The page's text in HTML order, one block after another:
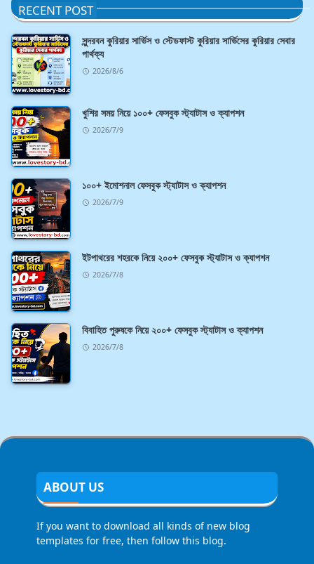
RECENT POST
সুন্দরবন কুরিয়ার সার্ভিস ও স্টেডফাস্ট কুরিয়ার সার্ভিসের কুরিয়ার সেবার
পার্থক্য
2026/8/6
খুশির সময় নিয়ে ১০০+ ফেসবুক স্ট্যাটাস ও ক্যাপশন
2026/7/9
১০০+ ইমোশনাল ফেসবুক স্ট্যাটাস ও ক্যাপশন
2026/7/9
ইটপাথরের শহরকে নিয়ে ২০০+ ফেসবুক স্ট্যাটাস ও ক্যাপশন
2026/7/8
বিবাহিত পুরুষকে নিয়ে ২০০+ ফেসবুক স্ট্যাটাস ও ক্যাপশন
2026/7/8
ABOUT US
If you want to download all kinds of new blog
templates for free, then follow this blog.